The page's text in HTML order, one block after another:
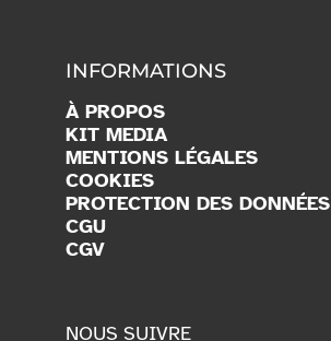
INFORMATIONS
À PROPOS
KIT MEDIA
MENTIONS LÉGALES
COOKIES
PROTECTION DES DONNÉES
CGU
CGV
NOUS SUIVRE